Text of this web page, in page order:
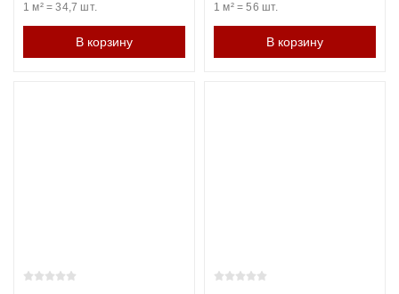
1 м²=34,7 шт.
В корзину
1 м²=56 шт.
В корзину